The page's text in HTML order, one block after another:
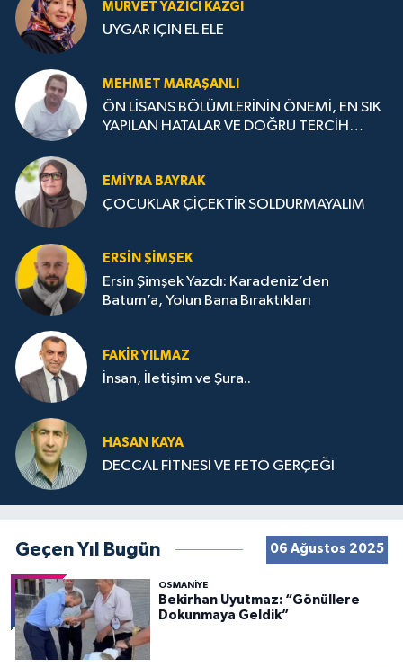
MÜRVET YAZICI KAZGI
UYGAR İÇİN EL ELE
MEHMET MARAŞANLI
ÖN LİSANS BÖLÜMLERİNİN ÖNEMİ, EN SIK
YAPILAN HATALAR VE DOĞRU TERCİH
EMIYRA BAYRAK
ÇOCUKLAR ÇİÇEKTİR SOLDURMAYALIM
ERSIN ŞIMŞEK
Ersin Şimşek Yazdı: Karadeniz’den
Batum’a, Yolun Bana Bıraktıkları
FAKIR YILMAZ
İnsan, İletişim ve Şura..
HASAN KAYA
DECCAL FİTNESİ VE FETÖ GERÇEĞİ
Geçen Yıl Bugün 06 Ağustos 2025
OSMANIYE
Bekirhan Uyutmaz: “Gönüllere
Dokunmaya Geldik”